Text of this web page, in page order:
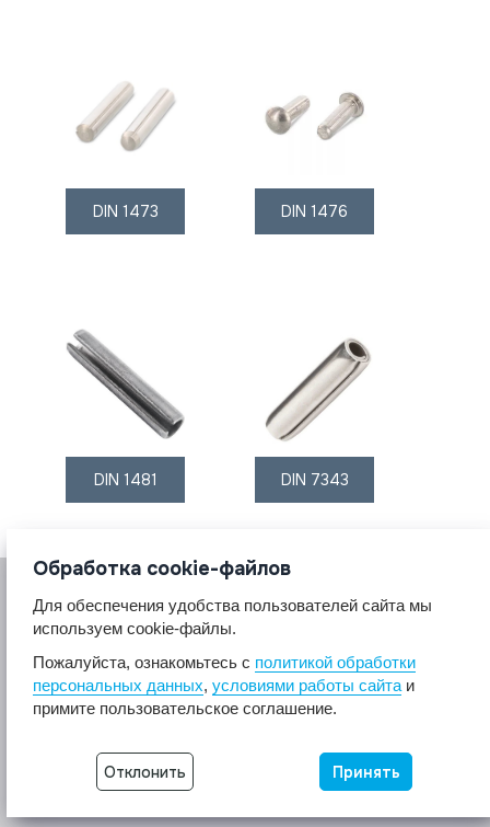
DIN 1473 DIN 1476
DIN 1481 DIN 7343
© 2017 A2A4
Крепеж из нержавеющей стали А2 А4.
Разработка сайта -
Неткам
Обработка cookie-файлов
Для обеспечения удобства пользователей сайта мы
используем cookie-файлы.
Пожалуйста, ознакомьтесь с политикой обработки
персональных данных, условиями работы сайта и
примите пользовательское соглашение.
Отклонить Принять